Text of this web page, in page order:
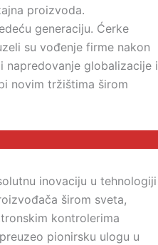
proizvoda.
generaciju. Ćerke
su vođenje firme nakon
napredovanje globalizacije i
novim tržištima širom
inovaciju u tehnologiji
širom sveta,
kontrolerima
pionirsku ulogu u